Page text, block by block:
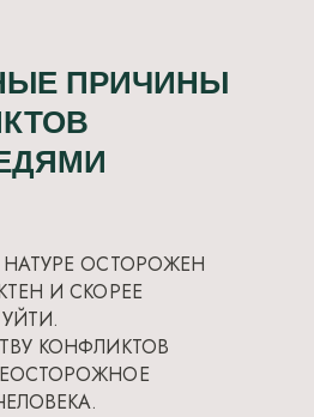
ПРИЧИНЫ
ОСТОРОЖЕН
И СКОРЕЕ
КОНФЛИКТОВ